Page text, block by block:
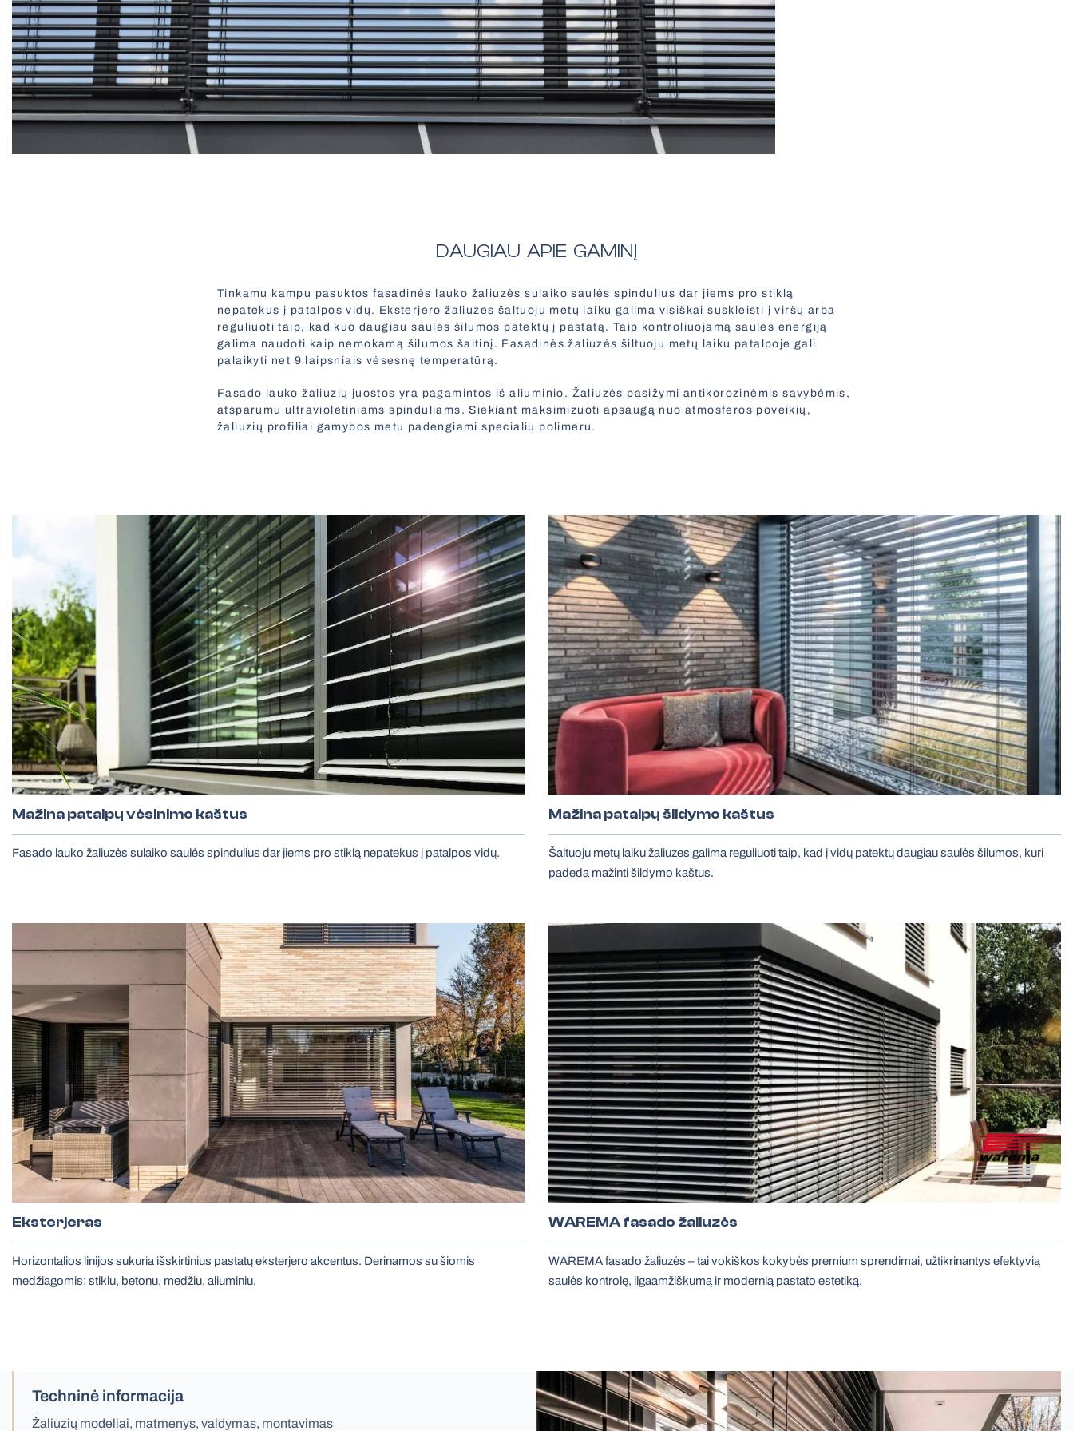
DAUGIAU APIE GAMINĮ
Tinkamu kampu pasuktos fasadinės lauko žaliuzės sulaiko saulės spindulius dar jiems pro stiklą
nepatekus į patalpos vidų. Eksterjero žaliuzes šaltuoju metų laiku galima visiškai suskleisti į viršų arba
reguliuoti taip, kad kuo daugiau saulės šilumos patektų į pastatą. Taip kontroliuojamą saulės energiją
galima naudoti kaip nemokamą šilumos šaltinį. Fasadinės žaliuzės šiltuoju metų laiku patalpoje gali
palaikyti net 9 laipsniais vėsesnę temperatūrą.
Fasado lauko žaliuzių juostos yra pagamintos iš aliuminio. Žaliuzės pasižymi antikorozinėmis savybėmis,
atsparumu ultravioletiniams spinduliams. Siekiant maksimizuoti apsaugą nuo atmosferos poveikių,
žaliuzių profiliai gamybos metu padengiami specialiu polimeru.
Mažina patalpų vėsinimo kaštus
Fasado lauko žaliuzės sulaiko saulės spindulius dar jiems pro stiklą nepatekus į patalpos vidų.
Mažina patalpų šildymo kaštus
Šaltuoju metų laiku žaliuzes galima reguliuoti taip, kad į vidų patektų daugiau saulės šilumos, kuri
padeda mažinti šildymo kaštus.
Eksterjeras
Horizontalios linijos sukuria išskirtinius pastatų eksterjero akcentus. Derinamos su šiomis
medžiagomis: stiklu, betonu, medžiu, aliuminiu.
WAREMA fasado žaliuzės
WAREMA fasado žaliuzės – tai vokiškos kokybės premium sprendimai, užtikrinantys efektyvią
saulės kontrolę, ilgaamžiškumą ir modernią pastato estetiką.
Techninė informacija
Žaliuzių modeliai, matmenys, valdymas, montavimas